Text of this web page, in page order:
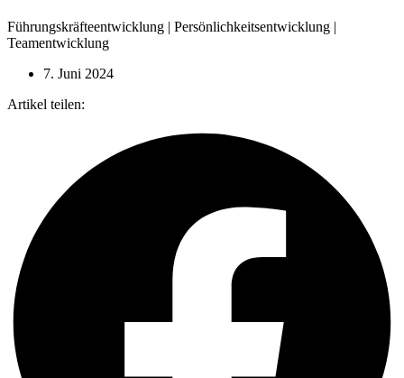
Führungskräfteentwicklung | Persönlichkeitsentwicklung |
Teamentwicklung
7. Juni 2024
Artikel teilen: